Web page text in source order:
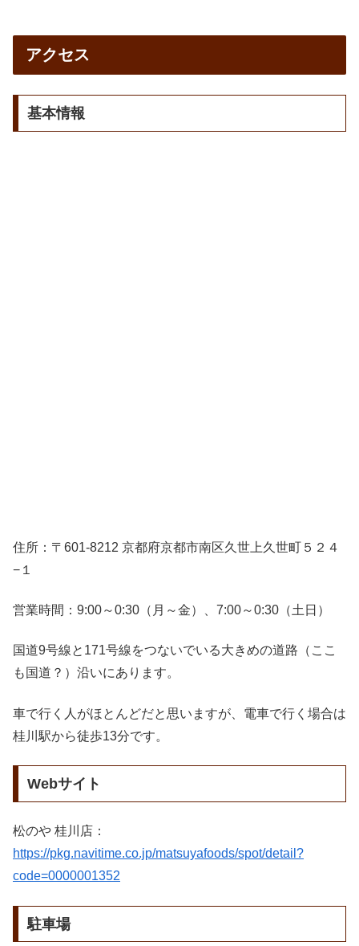
アクセス
基本情報
住所：〒601-8212 京都府京都市南区久世上久世町５２４
−１
営業時間：9:00～0:30（月～金）、7:00～0:30（土日）
国道9号線と171号線をつないでいる大きめの道路（ここ
も国道？）沿いにあります。
車で行く人がほとんどだと思いますが、電車で行く場合は
桂川駅から徒歩13分です。
Webサイト
松のや 桂川店：
https://pkg.navitime.co.jp/matsuyafoods/spot/detail?
code=0000001352
駐車場